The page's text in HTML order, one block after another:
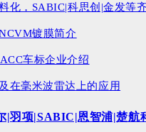
化，SABIC|科思创|金发等
镀膜简介
车标企业介绍
在毫米波雷达上的应用
|羽项|SABIC|恩智浦|楚航